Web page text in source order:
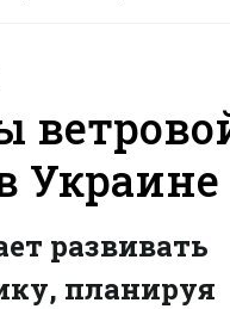
Украине
развивать
планируя